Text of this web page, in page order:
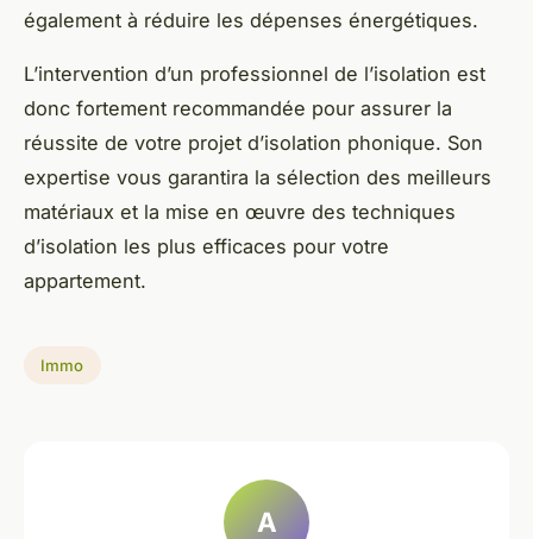
également à réduire les dépenses énergétiques.
L’intervention d’un professionnel de l’isolation est
donc fortement recommandée pour assurer la
réussite de votre projet d’isolation phonique. Son
expertise vous garantira la sélection des meilleurs
matériaux et la mise en œuvre des techniques
d’isolation les plus efficaces pour votre
appartement.
Immo
A